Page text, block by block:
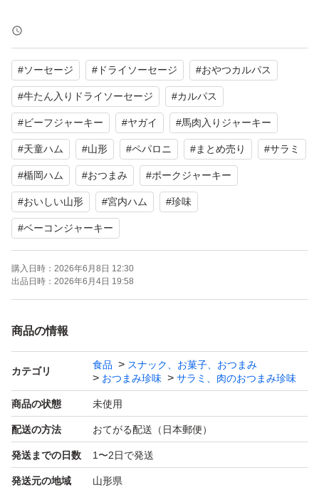
山形の味
宮内ハムと風味堂の大容量大袋
食べ比べにいかがでしょうか…
おいしい山形
頭付きドライソーセージ
カルパス
サラミ
消費量日本一の山形県
ジュワーとジューシーな一品です。
大容量500g(大袋)×1袋
賞味期限2026.09.24
南陽市に工場をもつ
宮内ハム
天然羊腸を使っているので、太さや
長さにばらつきがあります。
本品は無選別品となっております。
#ソーセージ # ドライソーセージ #おやつカルパス
#牛たん入りドライソーセージ #カルパス
#ビーフジャーキー #ヤガイ #馬肉入りジャーキー
#天童ハム #山形 #ペパロニ #まとめ売り #サラミ
#楯岡ハム #おつまみ #ポークジャーキー
#おいしい山形 #宮内ハム #珍味
#ベーコンジャーキー
購入日時： 2026年6月8日 12:30
出品日時： 2026年6月4日 19:58
商品の情報
カテゴリ
食品
スナック、お菓子、おつまみ
おつまみ珍味
サラミ、肉のおつまみ珍味
商品の状態 未使用
配送の方法 おてがる配送（日本郵便）
発送までの日数 1〜2日で発送
発送元の地域 山形県